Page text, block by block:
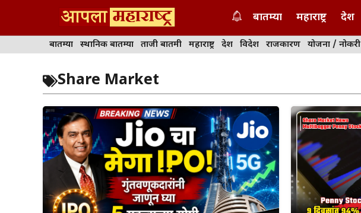
content
बातम्या महाराष्ट्र देश
बातम्या स्थानिक बातम्या ताजी बातमी महाराष्ट्र देश विदेश राजकारण योजना / नोकरी
Share Market